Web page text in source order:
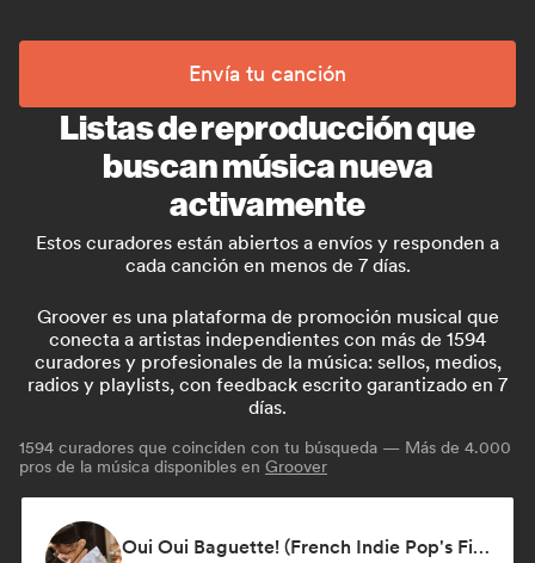
Envía tu canción
Listas de reproducción que
buscan música nueva
activamente
Estos curadores están abiertos a envíos y responden a
cada canción en menos de 7 días.
Groover es una plataforma de promoción musical que
conecta a artistas independientes con más de 1594
curadores y profesionales de la música: sellos, medios,
radios y playlists, con feedback escrito garantizado en 7
días.
1594 curadores que coinciden con tu búsqueda — Más de 4.000
pros de la música disponibles en Groover
Oui Oui Baguette! (French Indie Pop's Finest)